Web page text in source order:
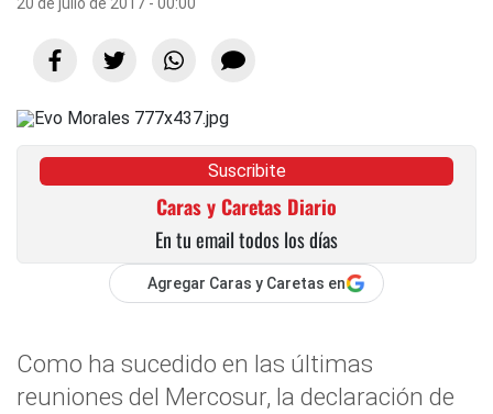
Suscribite
Caras y Caretas Diario
En tu email todos los días
Agregar Caras y Caretas en
Como ha sucedido en las últimas
reuniones del Mercosur, la declaración de